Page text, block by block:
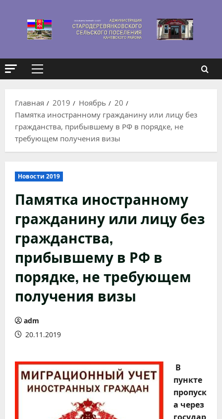
содержимому
Основное
Главная
2019 Ноябрь
20
Памятка иностранному гражданину или лицу без
гражданства, прибывшему в РФ в порядке, не
требующем получения визы
Новости 2019
Памятка иностранному
гражданину или лицу без
гражданства,
прибывшему в РФ в
порядке, не требующем
получения визы
adm
20.11.2019
В
пункте
пропуск
а через